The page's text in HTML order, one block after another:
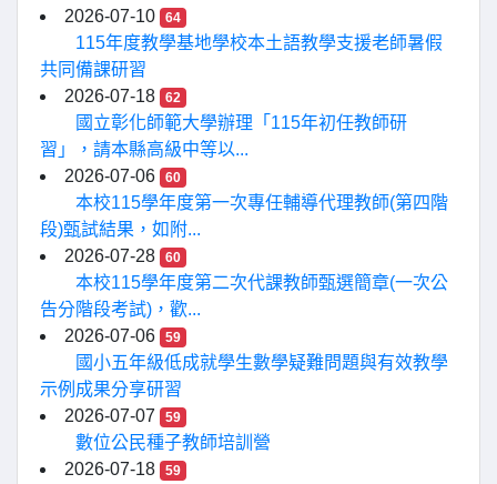
2026-07-10
64
115年度教學基地學校本土語教學支援老師暑假
共同備課研習
2026-07-18
62
國立彰化師範大學辦理「115年初任教師研
習」，請本縣高級中等以...
2026-07-06
60
本校115學年度第一次專任輔導代理教師(第四階
段)甄試結果，如附...
2026-07-28
60
本校115學年度第二次代課教師甄選簡章(一次公
告分階段考試)，歡...
2026-07-06
59
國小五年級低成就學生數學疑難問題與有效教學
示例成果分享研習
2026-07-07
59
數位公民種子教師培訓營
2026-07-18
59